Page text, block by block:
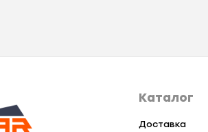
Каталог
Доставка